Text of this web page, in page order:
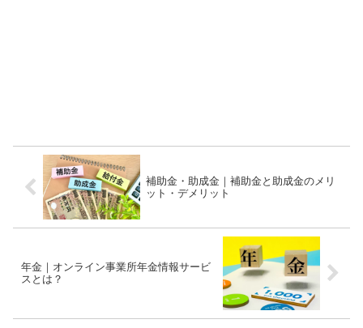
補助金・助成金｜補助金と助成金のメリ
ット・デメリット
年金｜オンライン事業所年金情報サービ
スとは？